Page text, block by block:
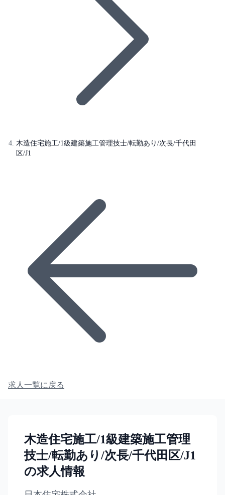
木造住宅施工/1級建築施工管理技士/転勤あり/次長/千代田
区/J1
求人一覧に戻る
木造住宅施工/1級建築施工管理
技士/転勤あり/次長/千代田区/J1
の求人情報